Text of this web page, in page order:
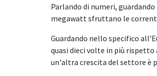
Parlando di numeri,
megawatt sfruttano le
Guardando nello specifico
quasi dieci volte in più
un'altra crescita del settore è